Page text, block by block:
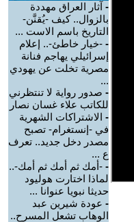
- آثار العراق مهددة
بالزوال.. كيف -يُقنَّن-
التاريخ باسم الاست ...
- -خيار خاطئ-.. إعلام
إسرائيلي يهاجم فنانة
مصرية تخلت عن يهودي
...
- صدور رواية لا تنتظرني
للكاتب علاء غسان نصار
- الاشتراكات الشهرية
في -إنستغرام- تصبح
مصدر دخل جديد.. تعرف
ع ...
- -أمك ثم أمك ثم أمك-..
لماذا اختارت هوليود
حديثا نبويا عنوانا ...
- عودة شيرين عبد
الوهاب تشعل المسرح..